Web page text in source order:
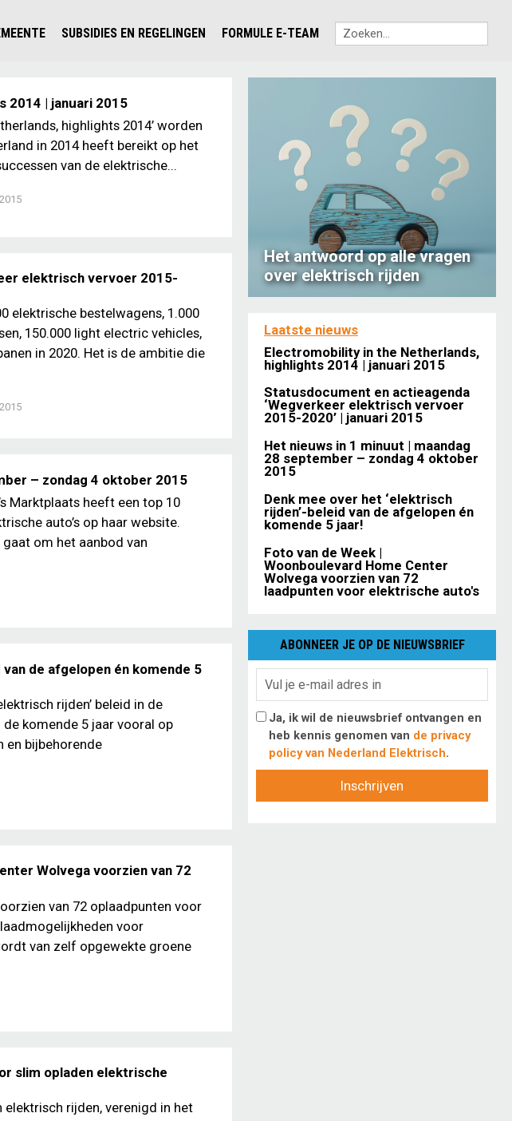
SUBSIDIES EN REGELINGEN FORMULE E-TEAM
2014 | januari 2015
highlights 2014’ worden
in 2014 heeft bereikt op het
van de elektrische...
elektrisch vervoer 2015-
elektrische bestelwagens, 1.000
150.000 light electric vehicles,
in 2020. Het is de ambitie die
– zondag 4 oktober 2015
Marktplaats heeft een top 10
auto’s op haar website.
om het aanbod van
de afgelopen én komende 5
rijden’ beleid in de
komende 5 jaar vooral op
en bijbehorende
Wolvega voorzien van 72
van 72 oplaadpunten voor
voor
van zelf opgewekte groene
slim opladen elektrische
rijden, verenigd in het
Het antwoord op alle vragen
over elektrisch rijden
Laatste nieuws
Electromobility in the Netherlands,
highlights 2014 | januari 2015
Statusdocument en actieagenda
‘Wegverkeer elektrisch vervoer
2015-2020’ | januari 2015
Het nieuws in 1 minuut | maandag
28 september – zondag 4 oktober
2015
Denk mee over het ‘elektrisch
rijden’-beleid van de afgelopen én
komende 5 jaar!
Foto van de Week |
Woonboulevard Home Center
Wolvega voorzien van 72
laadpunten voor elektrische auto's
ABONNEER JE OP DE NIEUWSBRIEF
Ja, ik wil de nieuwsbrief ontvangen en
heb kennis genomen van de privacy
policy van Nederland Elektrisch.
Inschrijven